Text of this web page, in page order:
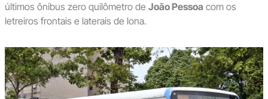
últimos ônibus zero quilômetro de João Pessoa com os
letreiros frontais e laterais de lona.